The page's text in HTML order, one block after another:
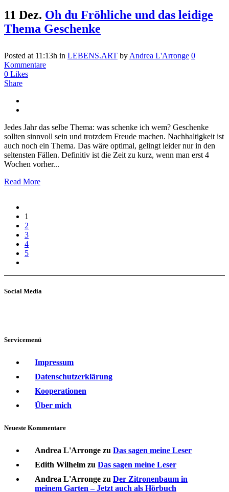
11 Dez. Oh du Fröhliche und das leidige
Thema Geschenke
Posted at 11:13h in LEBENS.ART by Andrea L'Arronge 0
Kommentare
0 Likes
Share
Jedes Jahr das selbe Thema: was schenke ich wem? Geschenke
sollten sinnvoll sein und trotzdem Freude machen. Nachhaltigkeit ist
auch noch ein Thema. Das wäre optimal, gelingt leider nur in den
seltensten Fällen. Definitiv ist die Zeit zu kurz, wenn man erst 4
Wochen vorher...
Read More
1
2
3
4
5
Social Media
Servicemenü
Impressum
Datenschutzerklärung
Kooperationen
Über mich
Neueste Kommentare
Andrea L'Arronge zu Das sagen meine Leser
Edith Wilhelm zu Das sagen meine Leser
Andrea L'Arronge zu Der Zitronenbaum in
meinem Garten – Jetzt auch als Hörbuch